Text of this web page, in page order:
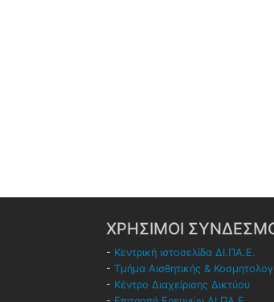
ΧΡΗΣΙΜΟΙ
- Κεντρική ιστοσελίδα ΔΙ.ΠΑ.Ε.
- Τμήμα Αισθητικής &
- Κέντρο Διαχείρισης Δικτύου